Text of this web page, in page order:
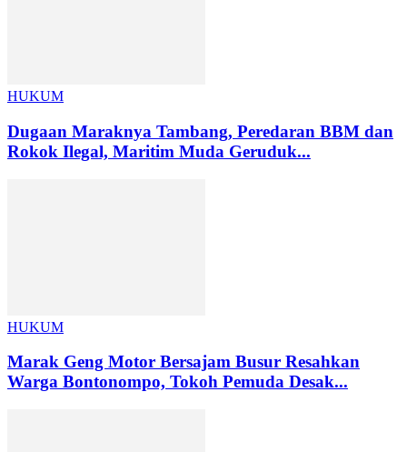
HUKUM
Dugaan Maraknya Tambang, Peredaran BBM dan
Rokok Ilegal, Maritim Muda Geruduk...
HUKUM
Marak Geng Motor Bersajam Busur Resahkan
Warga Bontonompo, Tokoh Pemuda Desak...